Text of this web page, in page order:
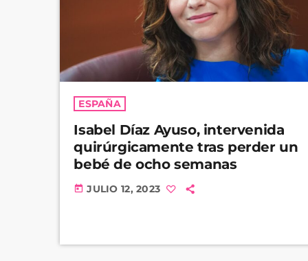
ESPAÑA
Isabel Díaz Ayuso, intervenida
quirúrgicamente tras perder un
bebé de ocho semanas
today JULIO 12, 2023